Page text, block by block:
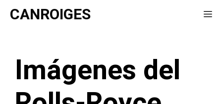
Saltar
CANROIGES
Imágenes del